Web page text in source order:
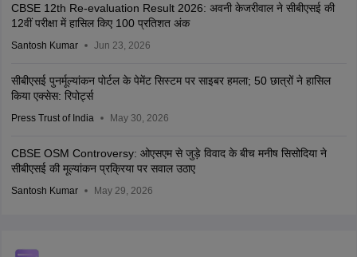
CBSE 12th Re-evaluation Result 2026: अवनी केजरीवाल ने सीबीएसई की
12वीं परीक्षा में हासिल किए 100 प्रतिशत अंक
Santosh Kumar Jun 23, 2026
सीबीएसई पुनर्मूल्यांकन पोर्टल के पेमेंट सिस्टम पर साइबर हमला; 50 छात्रों ने हासिल
किया एक्सेस: रिपोर्ट्स
Press Trust of India May 30, 2026
CBSE OSM Controversy: ओएसएम से जुड़े विवाद के बीच मनीष सिसोदिया ने
सीबीएसई की मूल्यांकन प्रक्रिया पर सवाल उठाए
Santosh Kumar May 29, 2026